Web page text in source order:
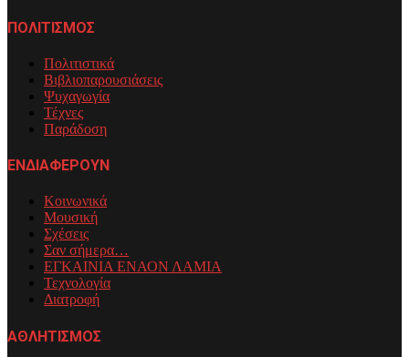
ΠΟΛΙΤΙΣΜΟΣ
Πολιτιστικά
Βιβλιοπαρουσιάσεις
Ψυχαγωγία
Τέχνες
Παράδοση
ΕΝΔΙΑΦΕΡΟΥΝ
Κοινωνικά
Μουσική
Σχέσεις
Σαν σήμερα…
ΕΓΚΑΙΝΙΑ ΕΝΑΟΝ ΛΑΜΙΑ
Τεχνολογία
Διατροφή
ΑΘΛΗΤΙΣΜΟΣ